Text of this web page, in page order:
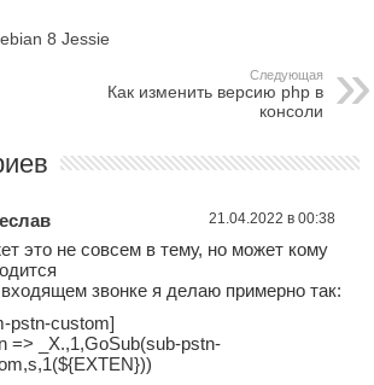
8 Jessie
Следующая
Как изменить версию php в
консоли
21.04.2022 в 00:38
это не совсем в тему, но может кому
звонке я делаю примерно так:
pstn-custom]
=> _X.,1,GoSub(sub-pstn-